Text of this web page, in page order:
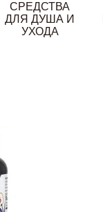
СРЕДСТВА
ДЛЯ ДУША И
УХОДА